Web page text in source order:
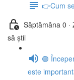
👉Cum
Săptămâna 0
să știi
🟣
este